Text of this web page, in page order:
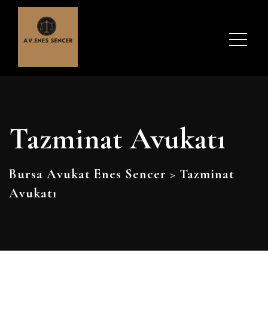
Tazminat Avukatı
Bursa Avukat Enes Sencer > Tazminat
Avukatı